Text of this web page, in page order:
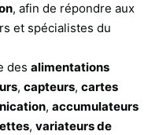
, afin de répondre aux
et spécialistes du
des alimentations
, capteurs, cartes
, accumulateurs
, variateurs de